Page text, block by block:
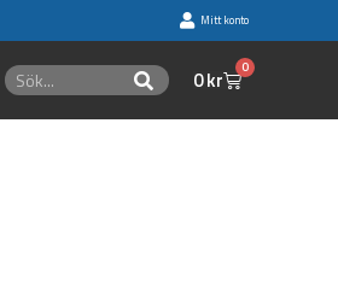
Mitt konto
Sök Sök 0kr 0
Varukorg